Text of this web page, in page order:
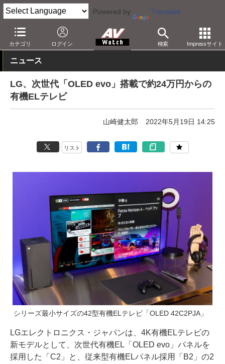
Powered by Translate
カテゴリ ログイン 検索 Impressサイト
AV Watch 製品 テレビ LG
ニュース
LG、次世代「OLED evo」搭載で約24万円からの
有機ELテレビ
山崎健太郎 2022年5月19日 14:25
リスト
シリーズ最小サイズの42型有機ELテレビ「OLED 42C2PJA」
LGエレクトロニクス・ジャパンは、4K有機ELテレビの
新モデルとして、次世代有機EL「OLED evo」パネルを
採用した「C2」と、従来型有機ELパネル採用「B2」の2